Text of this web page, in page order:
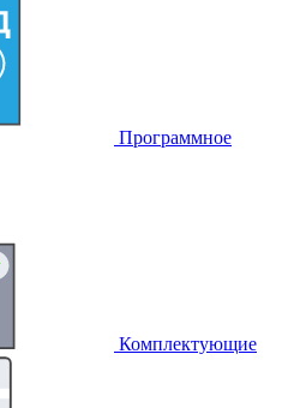
Программное
Комплектующие